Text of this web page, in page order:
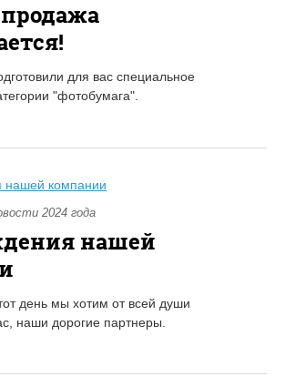
для вас специальное
"фотобумага".
2024 года
нашей
день мы хотим от всей души
наши дорогие партнеры.